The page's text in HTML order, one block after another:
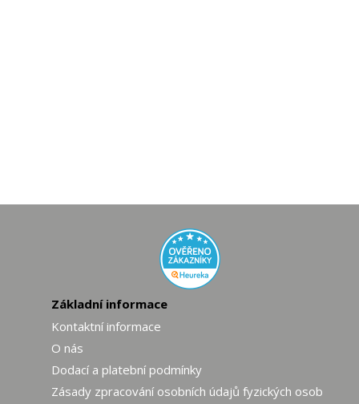
Základní informace
Kontaktní informace
O nás
Dodací a platební podmínky
Zásady zpracování osobních údajů fyzických osob